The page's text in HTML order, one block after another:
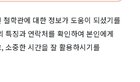
철학관에 대한 정보가 도움이 되셨기를
특징과 연락처를 확인하여 본인에게
소중한 시간을 잘 활용하시기를